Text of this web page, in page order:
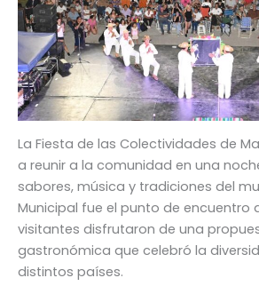
La Fiesta de las Colectividades de
a reunir a la comunidad en una
sabores, música y tradiciones del
Municipal fue el punto de encuentro
visitantes disfrutaron de una
gastronómica que celebró la
distintos países.